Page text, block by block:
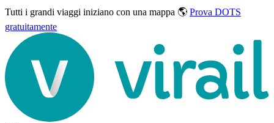
Tutti i grandi viaggi iniziano con una mappa 🌎 Prova DOTS
gratuitamente